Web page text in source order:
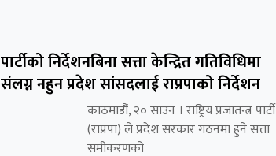
पार्टीको निर्देशनबिना सत्ता केन्द्रित गतिविधिमा
संलग्न नहुन प्रदेश सांसदलाई राप्रपाको निर्देशन
काठमाडौं, २० साउन । राष्ट्रिय प्रजातन्त्र पार्टी
(राप्रपा) ले प्रदेश सरकार गठनमा हुने सत्ता
समीकरणको